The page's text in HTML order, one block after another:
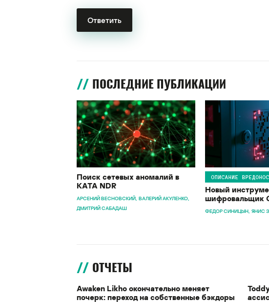
ПОСЛЕДНИЕ ПУБЛИКАЦИИ
Поиск сетевых аномалий в
KATA NDR
АРСЕНИЙ ВЕСНОВСКИЙ ВАЛЕРИЙ АКУЛЕНКО
ДМИТРИЙ САБАДАШ
ОПИСАНИЕ
Новый
шифровальщик
ФЕДОР СИНИЦЫН ЯНИС
ОТЧЕТЫ
Awaken Likho окончательно меняет
почерк: переход на собственные бэкдоры